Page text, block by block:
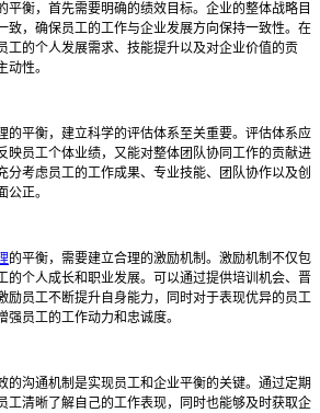
平衡，首先需要明确的绩效目标。企业的整体战略目
致，确保员工的工作与企业发展方向保持一致性。在
工的个人发展需求、技能提升以及对企业价值的贡
性。
的平衡，建立科学的评估体系至关重要。评估体系应
映员工个体业绩，又能对整体团队协同工作的贡献进
分考虑员工的工作成果、专业技能、团队协作以及创
正。
的平衡，需要建立合理的激励机制。激励机制不仅包
的个人成长和职业发展。可以通过提供培训机会、晋
励员工不断提升自身能力，同时对于表现优异的员工
员工的工作动力和忠诚度。
的沟通机制是实现员工和企业平衡的关键。通过定期
工清晰了解自己的工作表现，同时也能够及时获取企